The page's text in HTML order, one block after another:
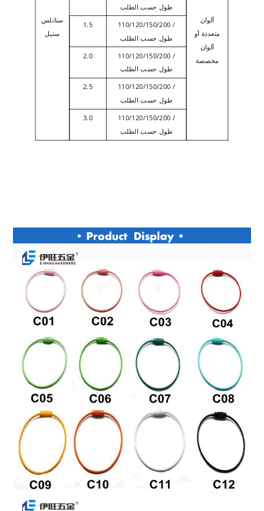
ستانلس
ستيل
طول حسب الطلب
ألوان
متعددة أو
ألوان
مخصصة
1.5
110/120/150/200 /
طول حسب الطلب
2.0
110/120/150/200 /
طول حسب الطلب
2.5
110/120/150/200 /
طول حسب الطلب
3.0
110/120/150/200 /
طول حسب الطلب